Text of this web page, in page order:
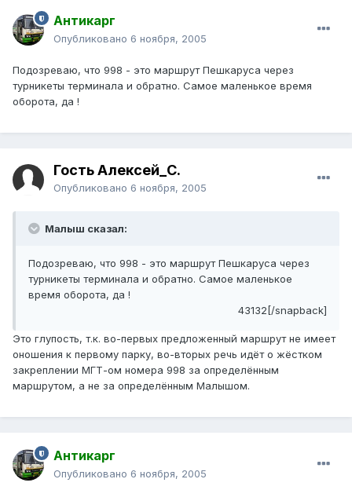
Антикарг
Опубликовано 6 ноября, 2005
Подозреваю, что 998 - это маршрут Пешкаруса через
турникеты терминала и обратно. Самое маленькое время
оборота, да !
Гость Алексей_С.
Опубликовано 6 ноября, 2005
Малыш сказал:
Подозреваю, что 998 - это маршрут Пешкаруса через
турникеты терминала и обратно. Самое маленькое
время оборота, да !
43132[/snapback]
Это глупость, т.к. во-первых предложенный маршрут не имеет
оношения к первому парку, во-вторых речь идёт о жёстком
закреплении МГТ-ом номера 998 за определённым
маршрутом, а не за определённым Малышом.
Антикарг
Опубликовано 6 ноября, 2005